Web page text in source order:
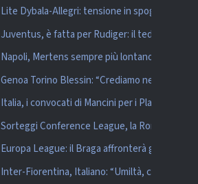
Lite Dybala-Allegri: tensione in spogliatoio per
Juventus, è fatta per Rudiger: il tedesco
Napoli, Mertens sempre più lontano: l’Inter ci
Genoa Torino Blessin: “Crediamo nella salvezza”
Italia, i convocati di Mancini per i Playoff
Sorteggi Conference League, la Roma ritrova
Europa League: il Braga affronterà gli scozzesi
Inter-Fiorentina, Italiano: “Umiltà, corsa e